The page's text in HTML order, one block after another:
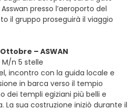
presso l’aeroporto del
il gruppo proseguirà il viaggio
– ASWAN
n 5 stelle
incontro con la guida locale e
in barca verso il tempio
dei templi egiziani più belli e
La sua costruzione iniziò durante il